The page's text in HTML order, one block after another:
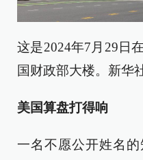
这是2024年7月29日
国财政部大楼。新华
美国算盘打得响
一名不愿公开姓名